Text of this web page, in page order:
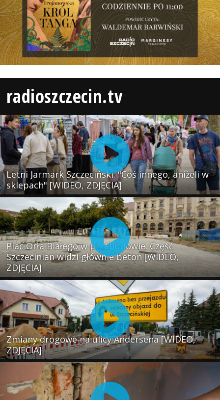
radioszczecin.tv
Letni Jarmark Szczeciński. "Coś innego, aniżeli w
sklepach" [WIDEO, ZDJĘCIA]
Plac Orła Białego w przebudowie. Część
Szczecinian widzi głównie beton [WIDEO,
ZDJĘCIA]
Zmiany drogowe na ulicy Andersena [WIDEO,
ZDJĘCIA]